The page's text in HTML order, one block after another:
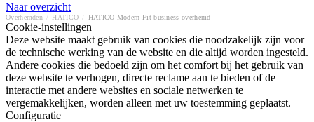
Naar overzicht
Overhemden HATICO HATICO Modern Fit business overhemd
Cookie-instellingen
Deze website maakt gebruik van cookies die noodzakelijk zijn voor
de technische werking van de website en die altijd worden ingesteld.
Andere cookies die bedoeld zijn om het comfort bij het gebruik van
deze website te verhogen, directe reclame aan te bieden of de
interactie met andere websites en sociale netwerken te
vergemakkelijken, worden alleen met uw toestemming geplaatst.
Configuratie